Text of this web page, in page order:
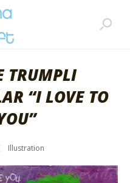
TRUMPLI
“I LOVE TO
Illustration